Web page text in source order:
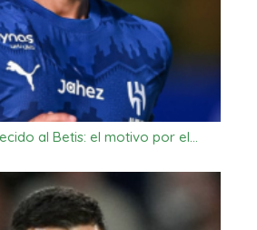
al Betis: el motivo por el…